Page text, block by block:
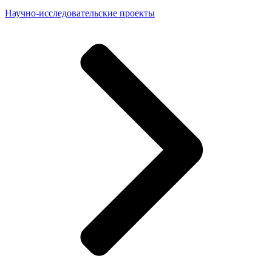
Научно-исследовательские проекты